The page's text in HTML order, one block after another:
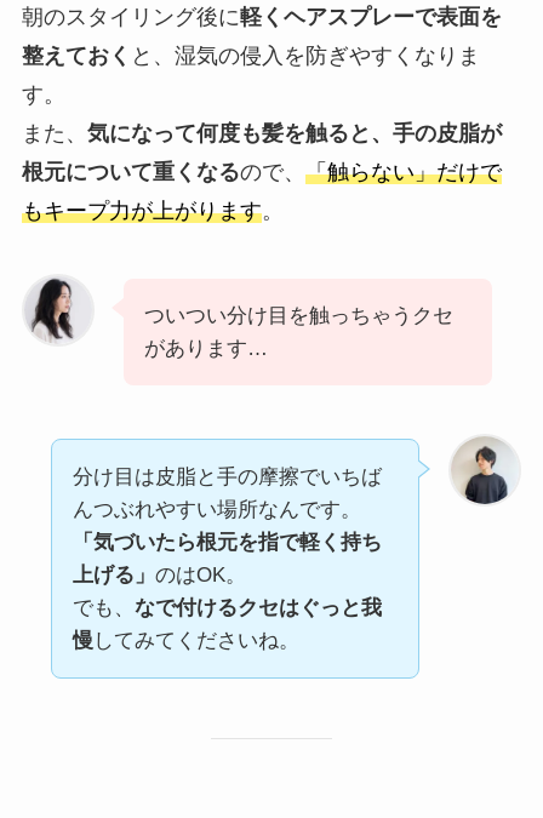
朝のスタイリング後に軽くヘアスプレーで表面を
整えておく と、湿気の侵入を防ぎやすくなりま
す。
また、 気になって何度も髪を触ると、手の皮脂が
根元について重くなるので、 「触らない」だけで
もキープ力が上がります。
ついつい分け目を触っちゃうクセ
があります…
分け目は皮脂と手の摩擦でいちば
んつぶれやすい場所なんです。
「気づいたら根元を指で軽く持ち
上げる」 のはOK。
でも、 なで付けるクセはぐっと我
慢 してみてくださいね。